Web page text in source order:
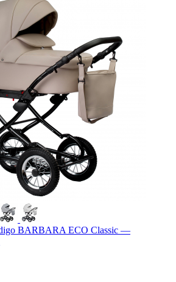
BARBARA ECO Classic —